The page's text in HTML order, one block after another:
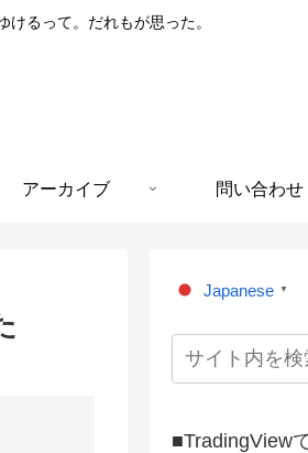
るって。だれもが思った。
アーカイブ 問い合わせ
Japanese ▼
■TradingView